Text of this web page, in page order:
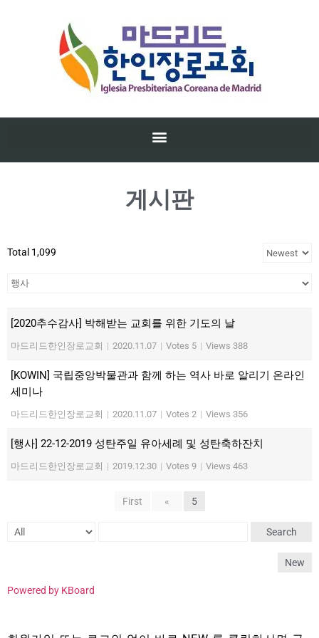
게시판
Total 1,099
[2020추수감사] 박해받는 교회를 위한 기도의 날
마드리드한인장로교회 | 2020.11.07 | Votes 5 | Views 388
[KOWIN] 국립중앙박물관과 함께 하는 역사 바로 알리기 온라인
세미나
마드리드한인장로교회 | 2020.11.07 | Votes 2 | Views 356
[행사] 22-12-2019 성탄주일 유아세례 및 성탄축하잔치
마드리드한인장로교회 | 2019.12.30 | Votes 9 | Views 463
First « 5
Search
New
Powered by KBoard